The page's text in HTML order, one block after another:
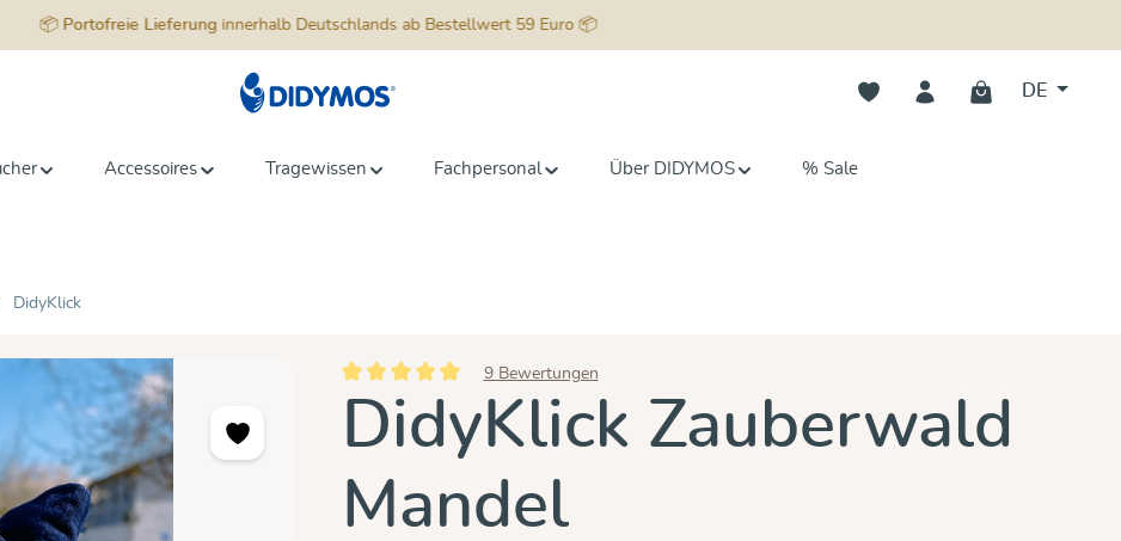
📦 Portofreie Lieferunginnerhalb Deutschlands ab Bestellwert 59 Euro 📦
Du hast 0 Produkte auf dem
DE
Accessoires Tragewissen Fachpersonal Über DIDYMOS % Sale
DidyKlick
Durchschnittliche Bewertung von 5 von 5 Sternen
9 Bewertungen
DidyKlick Zauberwald
Mandel